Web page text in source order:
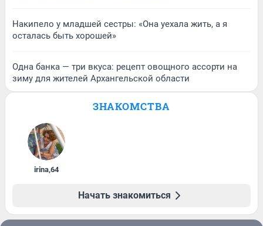
Накипело у младшей сестры: «Она уехала жить, а я
осталась быть хорошей»
Одна банка — три вкуса: рецепт овощного ассорти на
зиму для жителей Архангельской области
ЗНАКОМСТВА
irina,64
Начать знакомиться